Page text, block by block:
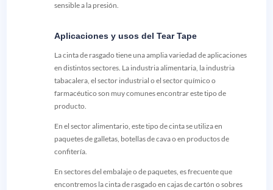
sensible a la presión.
Aplicaciones y usos del Tear Tape
La cinta de rasgado tiene una amplia variedad de aplicaciones
en distintos sectores. La industria alimentaria, la industria
tabacalera, el sector industrial o el sector químico o
farmacéutico son muy comunes encontrar este tipo de
producto.
En el sector alimentario, este tipo de cinta se utiliza en
paquetes de galletas, botellas de cava o en productos de
confitería.
En sectores del embalaje o de paquetes, es frecuente que
encontremos la cinta de rasgado en cajas de cartón o sobres